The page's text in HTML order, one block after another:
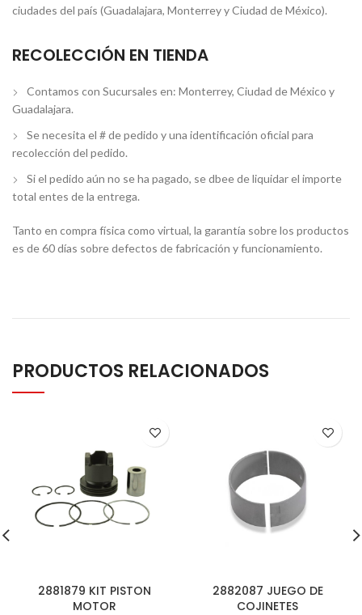
ciudades del país (Guadalajara, Monterrey y Ciudad de México).
RECOLECCIÓN EN TIENDA
Contamos con Sucursales en: Monterrey, Ciudad de México y
Guadalajara.
Se necesita el # de pedido y una identificación oficial para
recolección del pedido.
Si el pedido aún no se ha pagado, se dbee de liquidar el importe
total entes de la entrega.
Tanto en compra física como virtual, la garantía sobre los productos
es de 60 días sobre defectos de fabricación y funcionamiento.
PRODUCTOS RELACIONADOS
2881879 KIT PISTON
MOTOR
2882087 JUEGO DE
COJINETES